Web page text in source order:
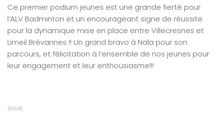
Ce premier podium jeunes est une grande fierté pour
l’ALV Badminton et un encourageant signe de réussite
pour la dynamique mise en place entre Villecresnes et
Limeil Brévannes !! Un grand bravo à Nala pour son
parcours, et félicitation à l’ensemble de nos jeunes pour
leur engagement et leur enthousiasme!!!
SHARE